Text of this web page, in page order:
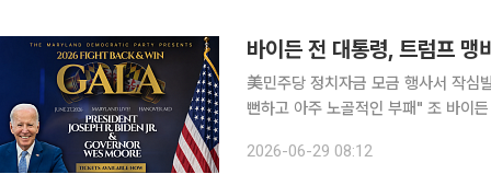
바이든 전 대통령, 트럼프 맹
美민주당 정치자금 모금 행사서 작
뻔하고 아주 노골적인 부패" 조 바이든 전 미국 대통령이 도널드 트럼프 현 대통령을 향해 “한심한
령은 전날 메릴랜드주의 한 카지노에
2026-06-29 08:12